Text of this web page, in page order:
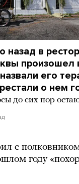
назад в
произошел
его
о нем
до сих пор
с
году